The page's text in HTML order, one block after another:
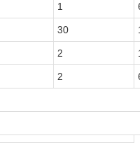
1
30
2
2